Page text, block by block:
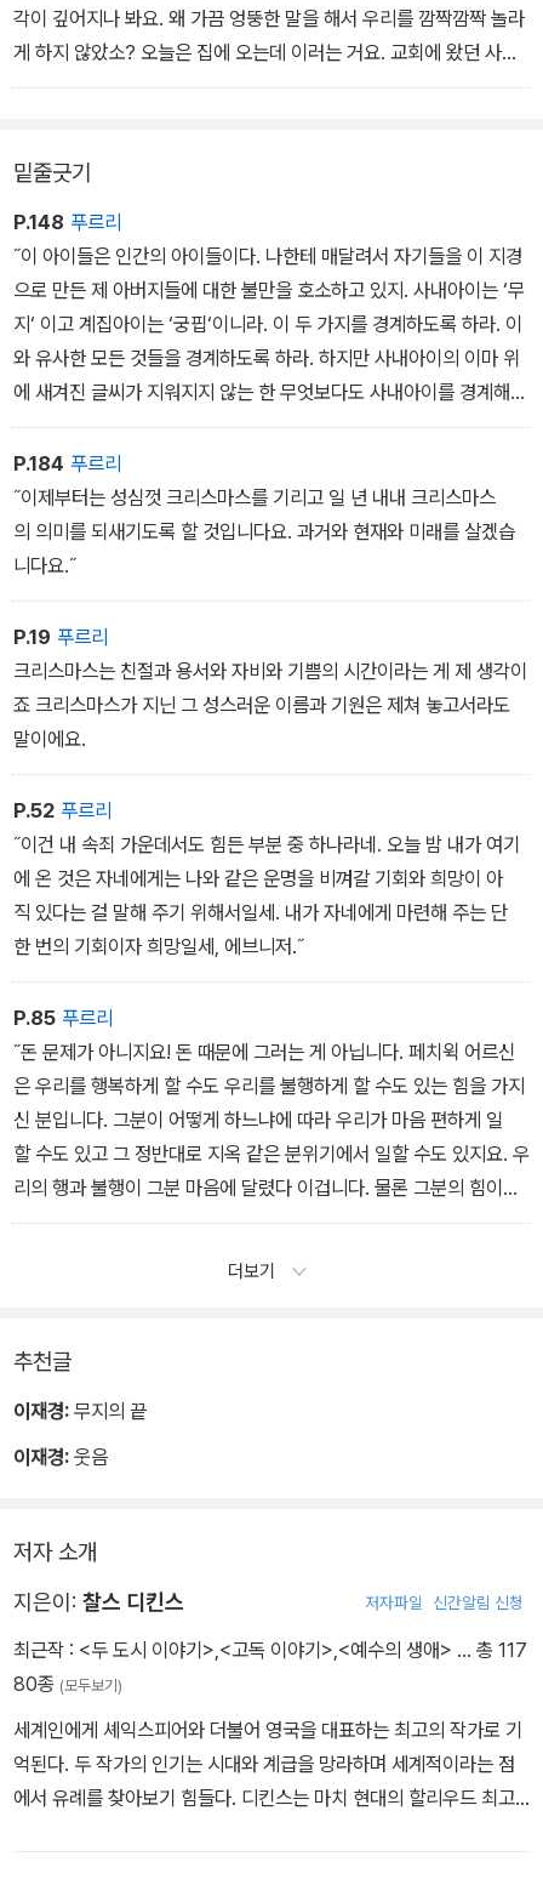
각이 깊어지나 봐요. 왜 가끔 엉뚱한 말을 해서 우리를 깜짝깜짝 놀라
게 하지 않았소? 오늘은 집에 오는데 이러는 거요. 교회에 왔던 사람
들이 모두 자기를 보았기 바란다고. 사람들이 크리스마스 날 절름발
-본문 pp.118~119 중에서
밑줄긋기
P.148 푸르리
˝이 아이들은 인간의 아이들이다. 나한테 매달려서 자기들을 이 지경
으로 만든 제 아버지들에 대한 불만을 호소하고 있지. 사내아이는 ‘무
지‘ 이고 계집아이는 ‘궁핍‘이니라. 이 두 가지를 경계하도록 하라. 이
와 유사한 모든 것들을 경계하도록 하라. 하지만 사내아이의 이마 위
에 새겨진 글씨가 지워지지 않는 한 무엇보다도 사내아이를 경계해
야 할 것이다. 이 아이의 이마 위에 ‘파멸‘이라고 쓰인 것이 내눈에 보
이기 때문이다. 무지를 물리치도록 해라!˝
P.184 푸르리
˝이제부터는 성심껏 크리스마스를 기리고 일 년 내내 크리스마스
의 의미를 되새기도록 할 것입니다요. 과거와 현재와 미래를 살겠습
니다요.˝
P.19 푸르리
크리스마스는 친절과 용서와 자비와 기쁨의 시간이라는 게 제 생각이
죠 크리스마스가 지닌 그 성스러운 이름과 기원은 제쳐 놓고서라도
말이에요.
P.52 푸르리
˝이건 내 속죄 가운데서도 힘든 부분 중 하나라네. 오늘 밤 내가 여기
에 온 것은 자네에게는 나와 같은 운명을 비껴갈 기회와 희망이 아
직 있다는 걸 말해 주기 위해서일세. 내가 자네에게 마련해 주는 단
한 번의 기회이자 희망일세, 에브니저.˝
P.85 푸르리
˝돈 문제가 아니지요! 돈 때문에 그러는 게 아닙니다. 페치윅 어르신
은 우리를 행복하게 할 수도 우리를 불행하게 할 수도 있는 힘을 가지
신 분입니다. 그분이 어떻게 하느냐에 따라 우리가 마음 편하게 일
할 수도 있고 그 정반대로 지옥 같은 분위기에서 일할 수도 있지요. 우
리의 행과 불행이 그분 마음에 달렸다 이겁니다. 물론 그분의 힘이
란 게 고작 표정이나 말 몇 마디같이 아주 하찮은 것일 수도 있어요.
더보기
추천글
이재경: 무지의 끝
이재경: 웃음
저자 소개
지은이: 찰스 디킨스 저자파일 신간알림 신청
최근작 : <두 도시 이야기>,<고독 이야기>,<예수의 생애> … 총 117
80종 (모두보기)
세계인에게 셰익스피어와 더불어 영국을 대표하는 최고의 작가로 기
억된다. 두 작가의 인기는 시대와 계급을 망라하며 세계적이라는 점
에서 유례를 찾아보기 힘들다. 디킨스는 마치 현대의 할리우드 최고